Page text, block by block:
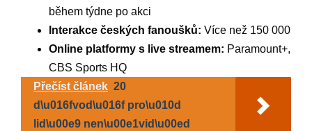
‍během týdne po akci
Interakce českých fanoušků: Více než 150 000
Online platformy s live streamem: Paramount+,
CBS Sports HQ
Přečíst článek 20
d\u016fvod\u016f pro\u010d
lid\u00e9 nen\u00e1vid\u00ed